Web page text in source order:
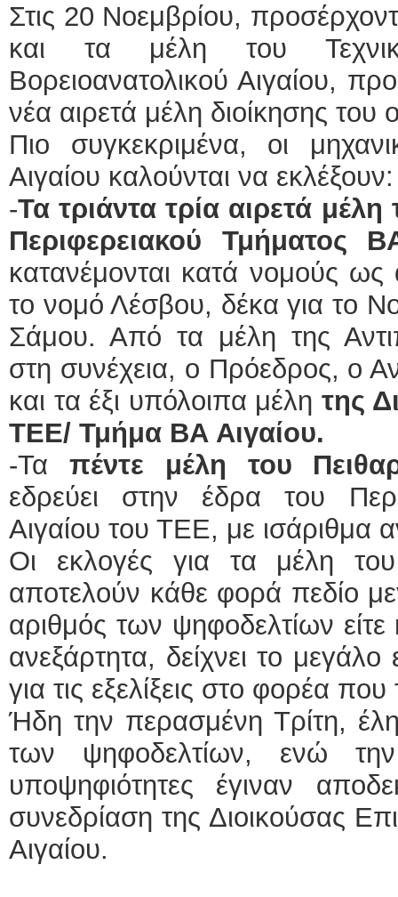
Στις 20 Νοεμβρίου,
και τα μέλη του
Βορειοανατολικού Αιγαίου,
νέα αιρετά μέλη διοίκησης του
Πιο συγκεκριμένα, οι
Αιγαίου καλούνται να
-Τα τριάντα τρία αιρετά
Περιφερειακού Τμήματος
κατανέμονται κατά νομούς
το νομό Λέσβου, δέκα για το
Σάμου. Από τα μέλη της
στη συνέχεια, ο Πρόεδρος, ο
και τα έξι υπόλοιπα μέλη της
ΤΕΕ/ Τμήμα ΒΑ Αιγαίου.
-Τα πέντε μέλη του
εδρεύει στην έδρα του
Αιγαίου του ΤΕΕ, με ισάριθμα
Οι εκλογές για τα μέλη του
αποτελούν κάθε φορά πεδίο
αριθμός των ψηφοδελτίων είτε
ανεξάρτητα, δείχνει το
για τις εξελίξεις στο φορέα
Ήδη την περασμένη Τρίτη,
των ψηφοδελτίων, ενώ
υποψηφιότητες έγιναν
συνεδρίαση της Διοικούσας
Αιγαίου.